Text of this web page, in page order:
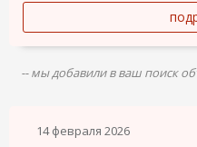
-- мы добавили в ваш поиск
14 февраля 2026